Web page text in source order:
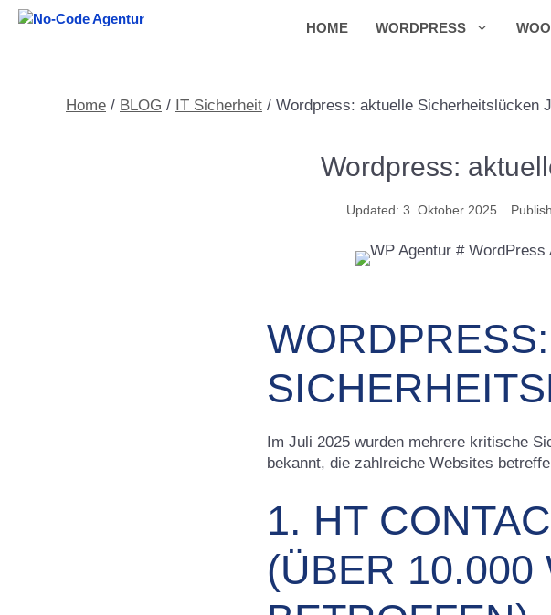
Zum
HOME WORDPRESS
Home / BLOG / IT Sicherheit / Wordpress: aktuelle Sicherheitslücken
Wordpress:
3. Oktober 2025
Im Juli 2025 wurden mehrere kritische
bekannt, die zahlreiche Websites
1. HT
(ÜBER 10.000